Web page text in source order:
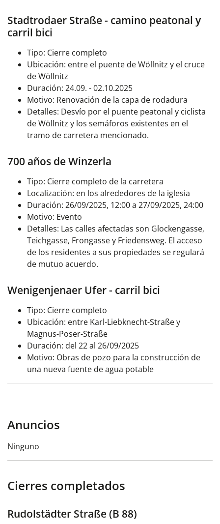
Stadtrodaer Straße - camino peatonal y
carril bici
Tipo: Cierre completo
Ubicación: entre el puente de Wöllnitz y el cruce
de Wöllnitz
Duración: 24.09. - 02.10.2025
Motivo: Renovación de la capa de rodadura
Detalles: Desvío por el puente peatonal y ciclista
de Wöllnitz y los semáforos existentes en el
tramo de carretera mencionado.
700 años de Winzerla
Tipo: Cierre completo de la carretera
Localización: en los alrededores de la iglesia
Duración: 26/09/2025, 12:00 a 27/09/2025, 24:00
Motivo: Evento
Detalles: Las calles afectadas son Glockengasse,
Teichgasse, Frongasse y Friedensweg. El acceso
de los residentes a sus propiedades se regulará
de mutuo acuerdo.
Wenigenjenaer Ufer - carril bici
Tipo: Cierre completo
Ubicación: entre Karl-Liebknecht-Straße y
Magnus-Poser-Straße
Duración: del 22 al 26/09/2025
Motivo: Obras de pozo para la construcción de
una nueva fuente de agua potable
Anuncios
Ninguno
Cierres completados
Rudolstädter Straße (B 88)